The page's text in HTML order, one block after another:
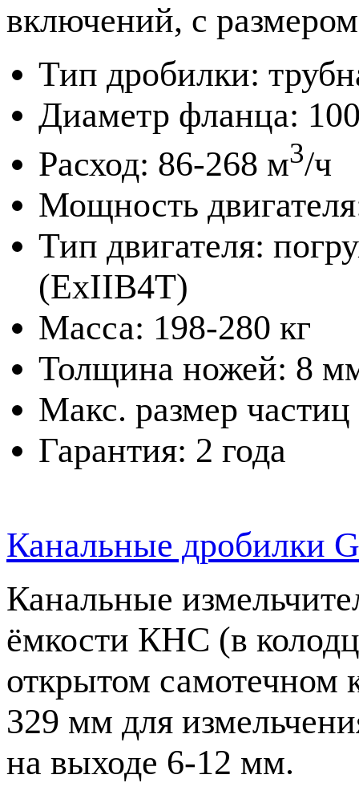
включений, с
Тип дробилки:
Диаметр фланца:
Расход: 86-268 м3/ч
Мощность
Тип двигателя:
(ExIIB4T)
Масса: 198-280 кг
Толщина ножей: 8
Макс. размер
Гарантия: 2 года
Канальные дробилки
Канальные
ёмкости КНС (в
открытом самотечном
329 мм для
на выходе 6-12 мм.